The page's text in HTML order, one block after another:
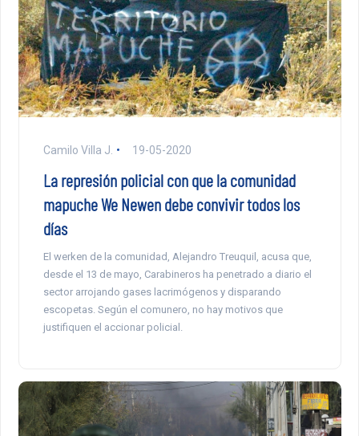
Camilo Villa J. 19-05-2020
La represión policial con que la comunidad
mapuche We Newen debe convivir todos los
días
El werken de la comunidad, Alejandro Treuquil, acusa que,
desde el 13 de mayo, Carabineros ha penetrado a diario el
sector arrojando gases lacrimógenos y disparando
escopetas. Según el comunero, no hay motivos que
justifiquen el accionar policial.